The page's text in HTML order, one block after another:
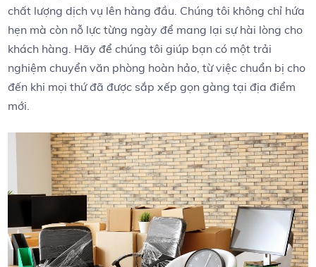
chất lượng ⁢dịch vụ lên hàng⁤ đầu. Chúng tôi không chỉ hứa
hẹn mà còn nỗ lực từng ngày để mang⁢ lại sự hài ‍lòng cho
khách hàng. Hãy để chúng tôi giúp bạn có một trải
nghiệm chuyển văn phòng hoàn hảo, từ việc chuẩn bị cho
⁤đến khi mọi thứ đã được sắp xếp gọn gàng tại địa điểm
mới.